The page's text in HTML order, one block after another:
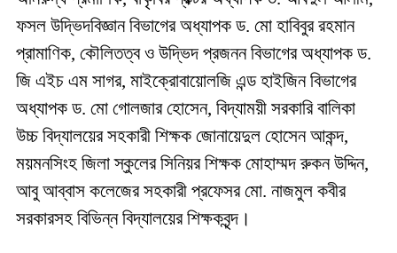
ফসল উদ্ভিদবিজ্ঞান বিভাগের অধ্যাপক ড. মো হাবিবুর রহমান
প্রামাণিক, কৌলিতত্ব ও উদ্ভিদ প্রজনন বিভাগের অধ্যাপক ড.
জি এইচ এম সাগর, মাইক্রোবায়োলজি এন্ড হাইজিন বিভাগের
অধ্যাপক ড. মো গোলজার হোসেন, বিদ্যাময়ী সরকারি বালিকা
উচ্চ বিদ্যালয়ের সহকারী শিক্ষক জোনায়েদুল হোসেন আকন্দ,
ময়মনসিংহ জিলা স্কুলের সিনিয়র শিক্ষক মোহাম্মদ রুকন উদ্দিন,
আবু আব্বাস কলেজের সহকারী প্রফেসর মো. নাজমুল কবীর
সরকারসহ বিভিন্ন বিদ্যালয়ের শিক্ষকবৃন্দ।